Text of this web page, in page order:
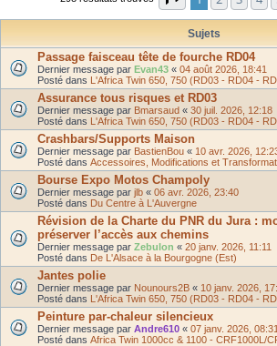
Sujets
Passage faisceau tête de fourche RD04
Dernier message par Evan43 « 04 août 2026, 18:41
Posté dans L'Africa Twin 650, 750 (RD03 - RD04 -
Assurance tous risques et RD03
Dernier message par Bmarsaud « 30 juil. 2026, 12:18
Posté dans L'Africa Twin 650, 750 (RD03 - RD04 -
Crashbars/Supports Maison
Dernier message par BastienBou « 10 avr. 2026,
Posté dans Accessoires, Modifications et
Bourse Expo Motos Champoly
Dernier message par jlb « 06 avr. 2026, 23:40
Posté dans Du Centre à L'Auvergne
Révision de la Charte du PNR du Jura :
préserver l’accès aux chemins
Dernier message par Zebulon « 20 janv. 2026, 11:11
Posté dans De L'Alsace à la Bourgogne (Est)
Jantes polie
Dernier message par Nounours2B « 10 janv. 2026,
Posté dans L'Africa Twin 650, 750 (RD03 - RD04 -
Peinture par-chaleur silencieux
Dernier message par Andre610 « 07 janv. 2026, 08:31
Posté dans Africa Twin 1000cc & 1100 - CRF1000L/